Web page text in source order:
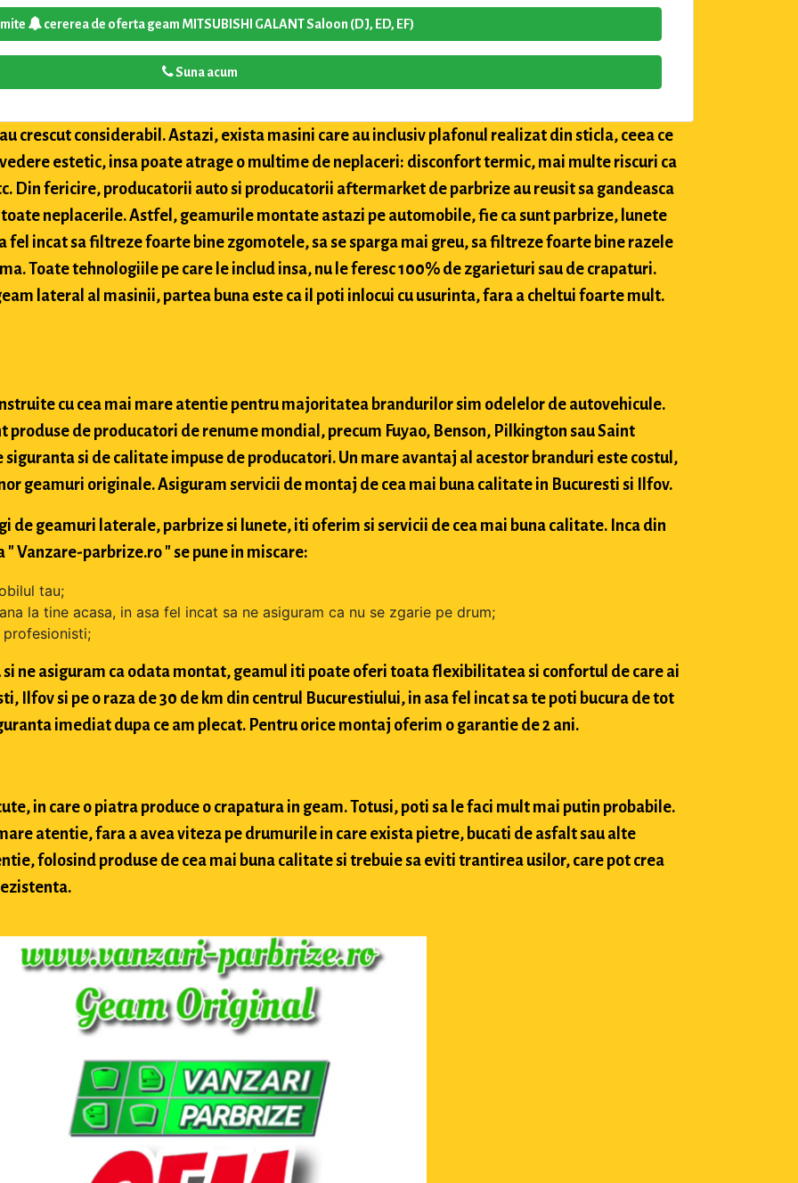
cererea de oferta geam MITSUBISHI GALANT Saloon (DJ, ED, EF)
Suna acum
crescut considerabil. Astazi, exista masini care au inclusiv plafonul realizat din sticla, ceea ce
estetic, insa poate atrage o multime de neplaceri: disconfort termic, mai multe riscuri ca
Din fericire, producatorii auto si producatorii aftermarket de parbrize au reusit sa gandeasca
neplacerile. Astfel, geamurile montate astazi pe automobile, fie ca sunt parbrize, lunete
fel incat sa filtreze foarte bine zgomotele, sa se sparga mai greu, sa filtreze foarte bine razele
Toate tehnologiile pe care le includ insa, nu le feresc 100% de zgarieturi sau de crapaturi.
lateral al masinii, partea buna este ca il poti inlocui cu usurinta, fara a cheltui foarte mult.
cu cea mai mare atentie pentru majoritatea brandurilor sim odelelor de autovehicule.
produse de producatori de renume mondial, precum Fuyao, Benson, Pilkington sau Saint
si de calitate impuse de producatori. Un mare avantaj al acestor branduri este costul,
geamuri originale. Asiguram servicii de montaj de cea mai buna calitate in Bucuresti si Ilfov.
de geamuri laterale, parbrize si lunete, iti oferim si servicii de cea mai buna calitate. Inca din
Vanzare-parbrize.ro " se pune in miscare:
tau;
la tine acasa, in asa fel incat sa ne asiguram ca nu se zgarie pe drum;
ne asiguram ca odata montat, geamul iti poate oferi toata flexibilitatea si confortul de care ai
Ilfov si pe o raza de 30 de km din centrul Bucurestiului, in asa fel incat sa te poti bucura de tot
imediat dupa ce am plecat. Pentru orice montaj oferim o garantie de 2 ani.
in care o piatra produce o crapatura in geam. Totusi, poti sa le faci mult mai putin probabile.
atentie, fara a avea viteza pe drumurile in care exista pietre, bucati de asfalt sau alte
folosind produse de cea mai buna calitate si trebuie sa eviti trantirea usilor, care pot crea